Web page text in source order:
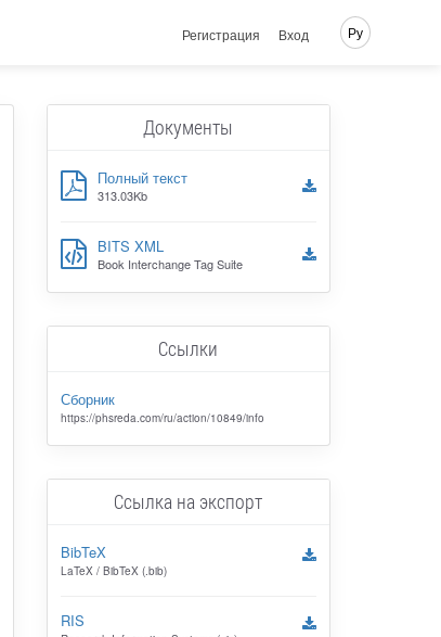
Регистрация Вход Ру
Документы
Полный текст
313.03Kb
BITS XML
Book Interchange Tag Suite
Ссылки
Сборник
https://phsreda.com/ru/action/10849/info
Ссылка на экспорт
BibTeX
LaTeX / BibTeX (.bib)
RIS